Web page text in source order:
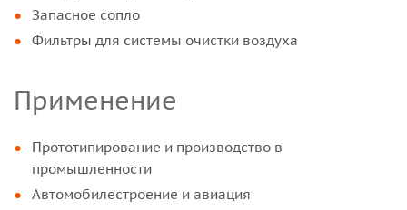
Запасное сопло
Фильтры для системы очистки воздуха
Применение
Прототипирование и производство в
промышленности
Автомобилестроение и авиация